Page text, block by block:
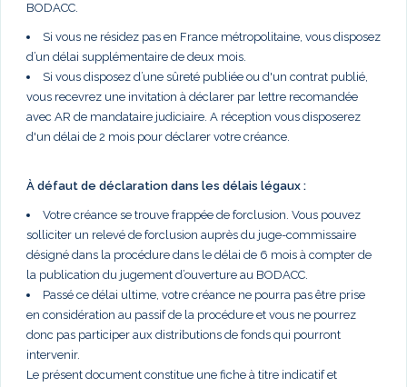
BODACC.
Si vous ne résidez pas en France métropolitaine, vous disposez
d’un délai supplémentaire de deux mois.
Si vous disposez d’une sûreté publiée ou d'un contrat publié,
vous recevrez une invitation à déclarer par lettre recomandée
avec AR de mandataire judiciaire. A réception vous disposerez
d'un délai de 2 mois pour déclarer votre créance.
À défaut de déclaration dans les délais légaux :
Votre créance se trouve frappée de forclusion. Vous pouvez
solliciter un relevé de forclusion auprès du juge-commissaire
désigné dans la procédure dans le délai de 6 mois à compter de
la publication du jugement d’ouverture au BODACC.
Passé ce délai ultime, votre créance ne pourra pas être prise
en considération au passif de la procédure et vous ne pourrez
donc pas participer aux distributions de fonds qui pourront
intervenir.
Le présent document constitue une fiche à titre indicatif et